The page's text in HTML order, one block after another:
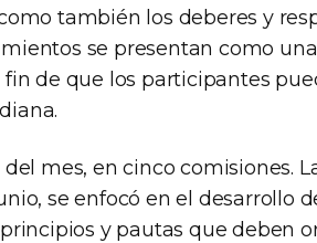
también los deberes y
se presentan como
de que los participantes
mes, en cinco comisiones.
se enfocó en el desarrollo
y pautas que deben